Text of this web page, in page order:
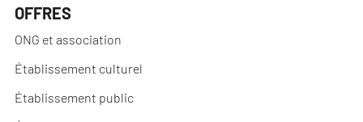
OFFRES
ONG et association
Établissement culturel
Établissement public